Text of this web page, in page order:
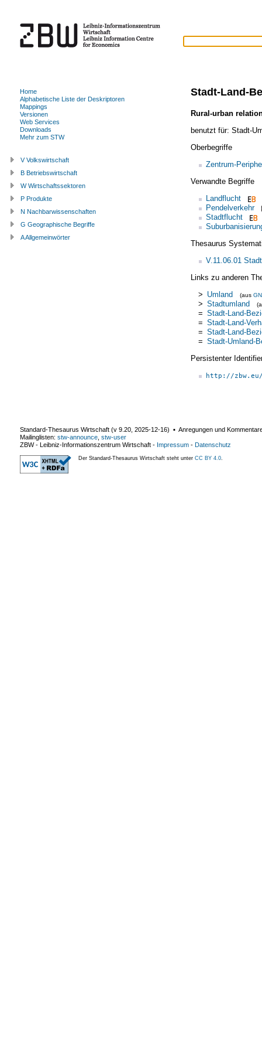
Stadt-Land-
Rural-urban
benutzt für: Stadt-
Oberbegriffe
Zentrum-
Verwandte Begriffe
Landflucht
Pendelverkehr
Stadtflucht
Thesaurus
V.11.06.01
Links zu anderen
> Umland (aus
> Stadtumland
= Stadt-Land-
= Stadt-Land-
= Stadt-Land-
= Stadt-Umland-
Persistenter
http://
Home
Alphabetische Liste der Deskriptoren
Mappings
Versionen
Web Services
Downloads
Mehr zum STW
V Volkswirtschaft
B Betriebswirtschaft
W Wirtschaftssektoren
P Produkte
N Nachbarwissenschaften
G Geographische Begriffe
A Allgemeinwörter
Standard-Thesaurus Wirtschaft (v 9.20 2025-12-16) ▪ Anregungen und
Mailinglisten: stw-announce stw-user
ZBW - Leibniz-Informationszentrum Wirtschaft - Impressum - Datenschutz
Der Standard-Thesaurus Wirtschaft steht unter CC BY 4.0